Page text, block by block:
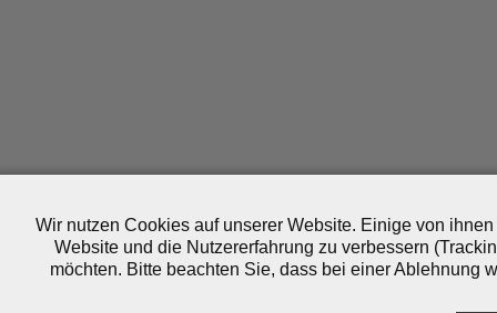
Wir nutzen Cookies auf unserer Website. Einige von
Website und die Nutzererfahrung zu verbessern
möchten. Bitte beachten Sie, dass bei einer Ablehnung